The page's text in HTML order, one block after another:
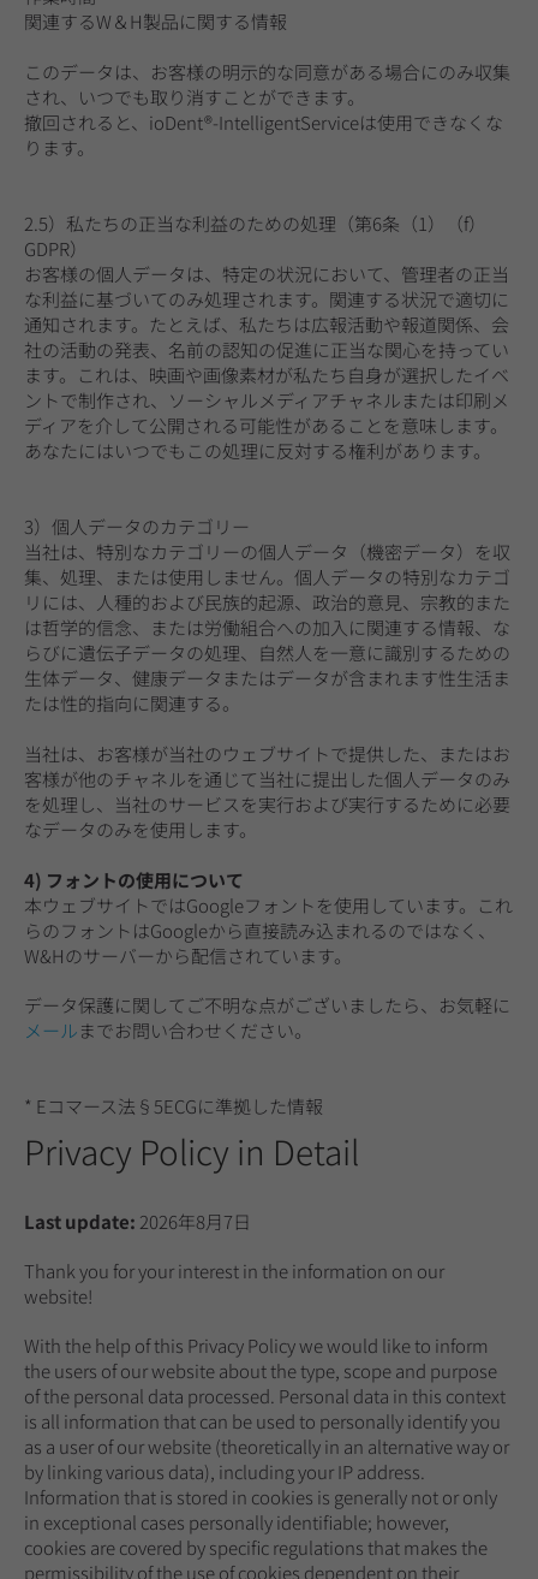
関連するW＆H製品に関する情報
このデータは、お客様の明示的な同意がある場合にのみ収集
され、いつでも取り消すことができます。
撤回されると、ioDent®-IntelligentServiceは使用できなくな
ります。
2.5）私たちの正当な利益のための処理（第6条（1）（f）
GDPR）
お客様の個人データは、特定の状況において、管理者の正当
な利益に基づいてのみ処理されます。関連する状況で適切に
通知されます。たとえば、私たちは広報活動や報道関係、会
社の活動の発表、名前の認知の促進に正当な関心を持ってい
ます。これは、映画や画像素材が私たち自身が選択したイベ
ントで制作され、ソーシャルメディアチャネルまたは印刷メ
ディアを介して公開される可能性があることを意味します。
あなたにはいつでもこの処理に反対する権利があります。
3）個人データのカテゴリー
当社は、特別なカテゴリーの個人データ（機密データ）を収
集、処理、または使用しません。個人データの特別なカテゴ
リには、人種的および民族的起源、政治的意見、宗教的また
は哲学的信念、または労働組合への加入に関連する情報、な
らびに遺伝子データの処理、自然人を一意に識別するための
生体データ、健康データまたはデータが含まれます性生活ま
たは性的指向に関連する。
当社は、お客様が当社のウェブサイトで提供した、またはお
客様が他のチャネルを通じて当社に提出した個人データのみ
を処理し、当社のサービスを実行および実行するために必要
なデータのみを使用します。
4) フォントの使用について
本ウェブサイトではGoogleフォントを使用しています。これ
らのフォントはGoogleから直接読み込まれるのではなく、
W&Hのサーバーから配信されています。
データ保護に関してご不明な点がございましたら、お気軽に
メールまでお問い合わせください。
* Eコマース法§5ECGに準拠した情報
Privacy Policy in Detail
Last update: 2026年8月7日
Thank you for your interest in the information on our
website!
With the help of this Privacy Policy we would like to inform
the users of our website about the type, scope and purpose
of the personal data processed. Personal data in this context
is all information that can be used to personally identify you
as a user of our website (theoretically in an alternative way or
by linking various data), including your IP address.
Information that is stored in cookies is generally not or only
in exceptional cases personally identifiable; however,
cookies are covered by specific regulations that makes the
permissibility of the use of cookies dependent on their